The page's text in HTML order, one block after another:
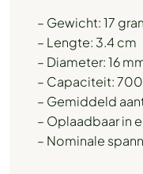
– Gewicht: 17
– Lengte: 3.4 cm
– Diameter: 16
– Capaciteit:
– Gemiddeld
– Oplaadbaar in
– Nominale